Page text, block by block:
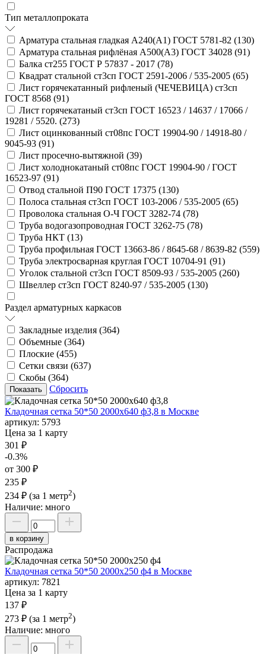
Тип металлопроката
Арматура стальная гладкая А240(А1) ГОСТ 5781-82 (130)
Арматура стальная рифлёная А500(А3) ГОСТ 34028 (91)
Балка ст255 ГОСТ Р 57837 - 2017 (78)
Квадрат стальной ст3сп ГОСТ 2591-2006 / 535-2005 (65)
Лист горячекатанный рифленый (ЧЕЧЕВИЦА) ст3сп
ГОСТ 8568 (91)
Лист горячекатаный ст3сп ГОСТ 16523 / 14637 / 17066 /
19281 / 5520. (273)
Лист оцинкованный ст08пс ГОСТ 19904-90 / 14918-80 /
9045-93 (91)
Лист просечно-вытяжной (39)
Лист холоднокатаный ст08пс ГОСТ 19904-90 / ГОСТ
16523-97 (91)
Отвод стальной П90 ГОСТ 17375 (130)
Полоса стальная ст3сп ГОСТ 103-2006 / 535-2005 (65)
Проволока стальная О-Ч ГОСТ 3282-74 (78)
Труба водогазопроводная ГОСТ 3262-75 (78)
Труба НКТ (13)
Труба профильная ГОСТ 13663-86 / 8645-68 / 8639-82 (559)
Труба электросварная круглая ГОСТ 10704-91 (91)
Уголок стальной ст3сп ГОСТ 8509-93 / 535-2005 (260)
Швеллер ст3сп ГОСТ 8240-97 / 535-2005 (130)
Раздел арматурных каркасов
Закладные изделия (364)
Объемные (364)
Плоские (455)
Сетки связи (637)
Скобы (364)
Сбросить
Кладочная сетка 50*50 2000х640 ф3,8 в Москве
артикул: 5793
Цена за 1 карту
301 ₽
-0.3%
от 300 ₽
235 ₽
234 ₽ (за 1 метр2)
Наличие: много
в корзину
Распродажа
Кладочная сетка 50*50 2000х250 ф4 в Москве
артикул: 7821
Цена за 1 карту
137 ₽
273 ₽ (за 1 метр2)
Наличие: много